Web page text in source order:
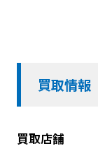
買取情報
買取店舗